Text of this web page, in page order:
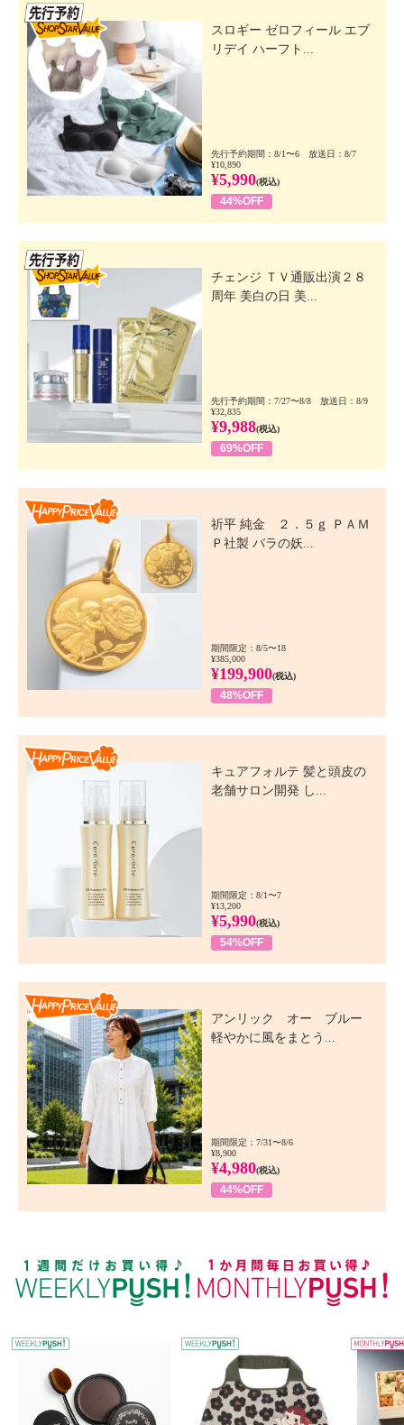
スロギー ゼロフィール エブ
リデイ ハーフト...
先行予約期間：8/1〜6 放送日：8/7
¥10,890
¥5,990(税込)
44%OFF
チェンジ ＴＶ通販出演２８
周年 美白の日 美...
先行予約期間：7/27〜8/8 放送日：8/9
¥32,835
¥9,988(税込)
69%OFF
祈平 純金 ２．５ｇ ＰＡＭ
Ｐ社製 バラの妖...
期間限定：8/5〜18
¥385,000
¥199,900(税込)
48%OFF
キュアフォルテ 髪と頭皮の
老舗サロン開発 し...
期間限定：8/1〜7
¥13,200
¥5,990(税込)
54%OFF
アンリック オー ブルー
軽やかに風をまとう...
期間限定：7/31〜8/6
¥8,900
¥4,980(税込)
44%OFF
WEEKLY PUSH